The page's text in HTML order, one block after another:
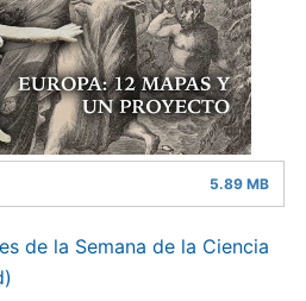
5.89 MB
de la Semana de la Ciencia